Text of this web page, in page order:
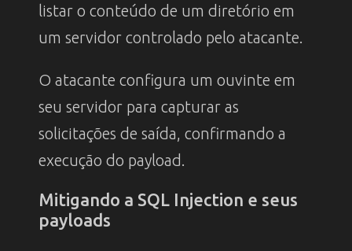
listar o conteúdo de um diretório em
um servidor controlado pelo atacante.
O atacante configura um ouvinte em
seu servidor para capturar as
solicitações de saída, confirmando a
execução do payload.
Mitigando a SQL Injection e seus
payloads